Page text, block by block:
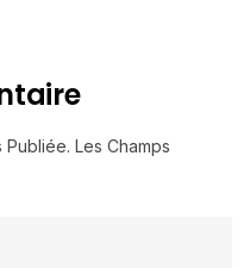
Publiée. Les Champs